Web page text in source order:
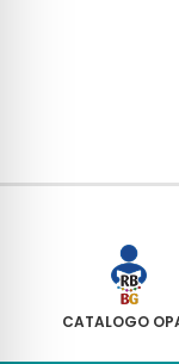
CATALOGO